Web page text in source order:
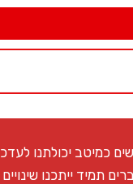
כמיטב יכולתנו
תמיד ייתכנו שינויים